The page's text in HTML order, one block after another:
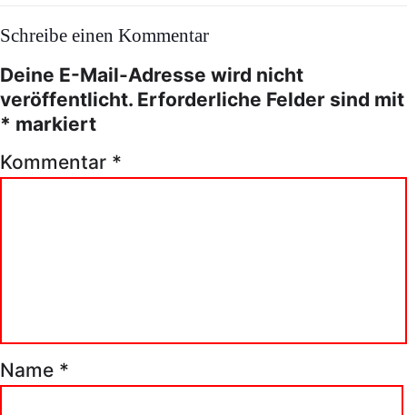
Schreibe einen Kommentar
Deine E-Mail-Adresse wird nicht
veröffentlicht. Erforderliche Felder sind mit
* markiert
Kommentar *
Name *